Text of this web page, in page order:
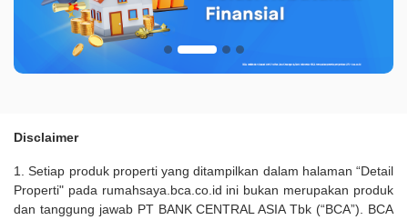
Disclaimer
1. Setiap produk properti yang ditampilkan dalam halaman “Detail
Properti" pada rumahsaya.bca.co.id ini bukan merupakan produk
dan tanggung jawab PT BANK CENTRAL ASIA Tbk (“BCA”). BCA